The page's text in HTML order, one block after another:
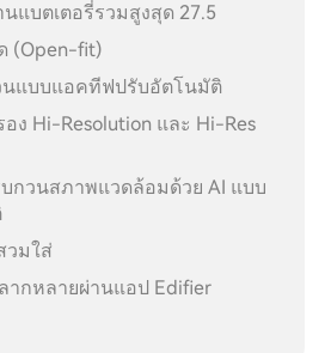
แบตเตอรี่รวมสูงสุด 27.5
(Open-fit)
นแบบแอคทีฟปรับอัตโนมัติ
ง Hi-Resolution และ Hi-Res
บกวนสภาพแวดล้อมด้วย AI แบบ
วมใส่
ากหลายผ่านแอป Edifier